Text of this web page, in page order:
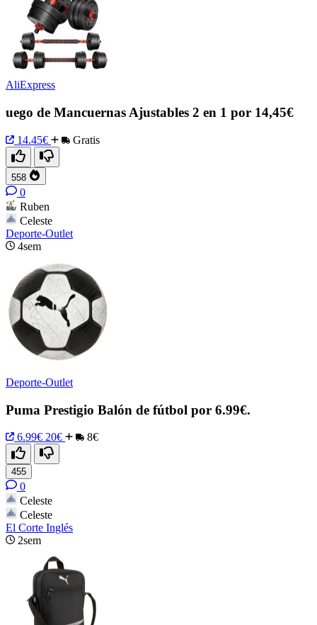
AliExpress
uego de Mancuernas Ajustables 2 en 1 por 14,45€
14.45€ Gratis
558
0
Ruben
Celeste
Deporte-Outlet
4sem
Deporte-Outlet
Puma Prestigio Balón de fútbol por 6.99€.
6.99€ 20€ 8€
455
0
Celeste
Celeste
El Corte Inglés
2sem